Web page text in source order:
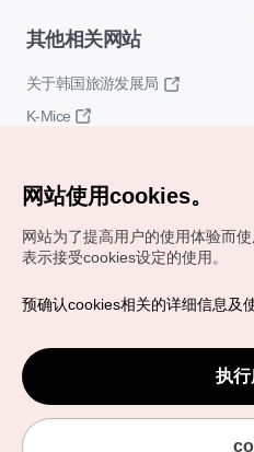
其他相关网站
关于韩国旅游发展局
K-Mice
Copyrights (c) 韩国旅游发展
VISITKOREA官方邮箱
chnsim@knto.or.kr
网站使用cookies。
网站为了提高用户的使用体验而使
表示接受cookies设定的使用。
预确认cookies相关的详细信息及
执